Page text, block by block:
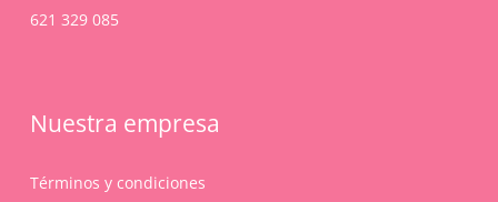
621 329 085
Nuestra empresa
Términos y condiciones